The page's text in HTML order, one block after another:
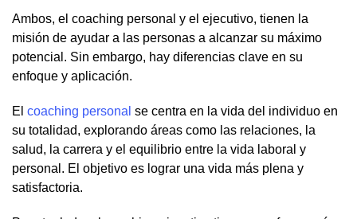
Ambos, el coaching personal y el ejecutivo, tienen la
misión de ayudar a las personas a alcanzar su máximo
potencial. Sin embargo, hay diferencias clave en su
enfoque y aplicación.
El coaching personal se centra en la vida del individuo en
su totalidad, explorando áreas como las relaciones, la
salud, la carrera y el equilibrio entre la vida laboral y
personal. El objetivo es lograr una vida más plena y
satisfactoria.